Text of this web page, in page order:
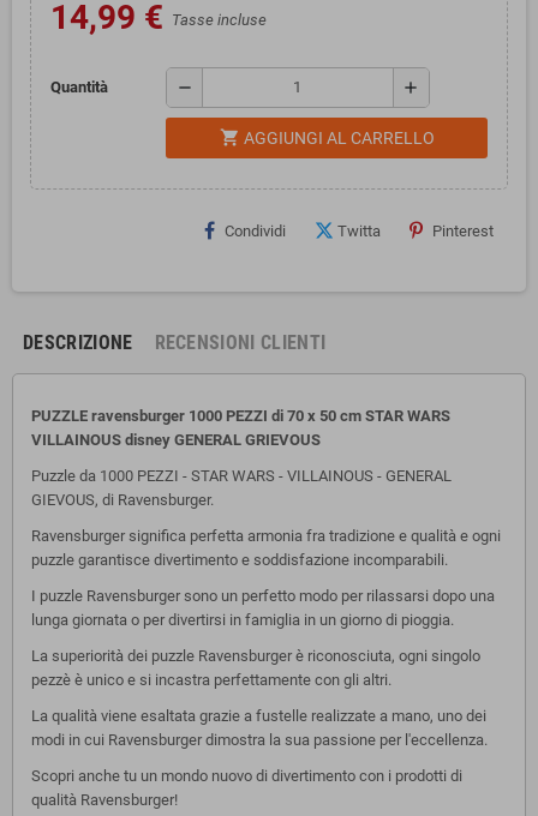
14,99 € Tasse incluse
Quantità remove add
shopping_cart AGGIUNGI AL CARRELLO
Condividi Twitta Pinterest
DESCRIZIONE RECENSIONI CLIENTI
PUZZLE ravensburger 1000 PEZZI di 70 x 50 cm STAR WARS
VILLAINOUS disney GENERAL GRIEVOUS
Puzzle da 1000 PEZZI - STAR WARS - VILLAINOUS - GENERAL
GIEVOUS, di Ravensburger.
Ravensburger significa perfetta armonia fra tradizione e qualità e ogni
puzzle garantisce divertimento e soddisfazione incomparabili.
I puzzle Ravensburger sono un perfetto modo per rilassarsi dopo una
lunga giornata o per divertirsi in famiglia in un giorno di pioggia.
La superiorità dei puzzle Ravensburger è riconosciuta, ogni singolo
pezzè è unico e si incastra perfettamente con gli altri.
La qualità viene esaltata grazie a fustelle realizzate a mano, uno dei
modi in cui Ravensburger dimostra la sua passione per l'eccellenza.
Scopri anche tu un mondo nuovo di divertimento con i prodotti di
qualità Ravensburger!